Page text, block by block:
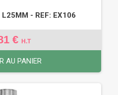
- REF: EX106
€ H.T
AU PANIER